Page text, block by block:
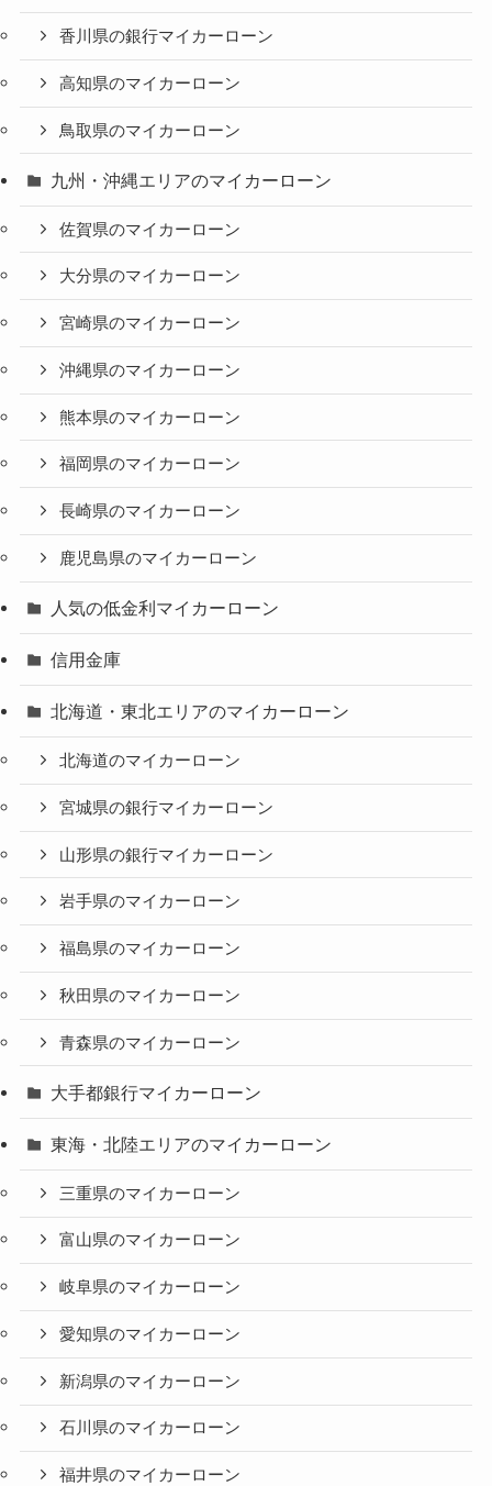
香川県の銀行マイカーローン
高知県のマイカーローン
鳥取県のマイカーローン
九州・沖縄エリアのマイカーローン
佐賀県のマイカーローン
大分県のマイカーローン
宮崎県のマイカーローン
沖縄県のマイカーローン
熊本県のマイカーローン
福岡県のマイカーローン
長崎県のマイカーローン
鹿児島県のマイカーローン
人気の低金利マイカーローン
信用金庫
北海道・東北エリアのマイカーローン
北海道のマイカーローン
宮城県の銀行マイカーローン
山形県の銀行マイカーローン
岩手県のマイカーローン
福島県のマイカーローン
秋田県のマイカーローン
青森県のマイカーローン
大手都銀行マイカーローン
東海・北陸エリアのマイカーローン
三重県のマイカーローン
富山県のマイカーローン
岐阜県のマイカーローン
愛知県のマイカーローン
新潟県のマイカーローン
石川県のマイカーローン
福井県のマイカーローン